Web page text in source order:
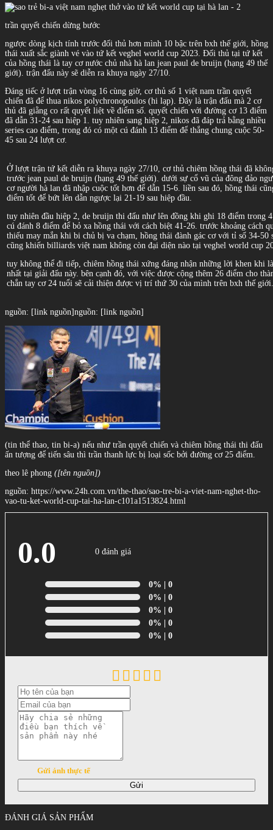
trần quyết chiến dừng bước
ngược dòng kịch tính trước đối thủ hơn mình 10 bậc trên bxh thế giới, hồng
thái xuất sắc giành vé vào tứ kết veghel world cup 2023. Đối thủ tại tứ kết
của hồng thái là tay cơ nước chủ nhà hà lan jean paul de bruijn (hạng 49 thế
giới). trận đấu này sẽ diễn ra khuya ngày 27/10.
Đáng tiếc ở lượt trận vòng 16 cùng giờ, cơ thủ số 1 việt nam trần quyết
chiến đã để thua nikos polychronopoulos (hi lạp). Đây là trận đấu mà 2 cơ
thủ đã giằng co rất quyết liệt về điểm số. quyết chiến với đường cơ 13 điểm
đã dẫn 31-24 sau hiệp 1. tuy nhiên sang hiệp 2, nikos đã đáp trả bằng nhiều
series cao điểm, trong đó có một cú đánh 13 điểm để thắng chung cuộc 50-
45 sau 24 lượt cơ.
Ở lượt trận tứ kết diễn ra khuya ngày 27/10, cơ thủ chiêm hồng thái đã
trước jean paul de bruijn (hạng 49 thế giới). dưới sự cổ vũ của đông đảo
cơ người hà lan đã nhập cuộc tốt hơn để dẫn 15-6. liền sau đó, hồng thái
điểm tốt để bứt lên dẫn ngược lại 21-19 sau hiệp đầu.
tuy nhiên đầu hiệp 2, de bruijn thi đấu như lên đồng khi ghi 18 điểm trong
cú đánh 8 điểm để bỏ xa hồng thái với cách biệt 41-26. trước khoảng cách
thiếu may mắn khi bi chủ bị va chạm, hồng thái đành gác cơ với tỉ số 34-50
cũng khiến billiards việt nam không còn đại diện nào tại veghel world cup
tuy không thể đi tiếp, chiêm hồng thái xứng đáng nhận những lời khen khi
nhất tại giải đấu này. bên cạnh đó, với việc được cộng thêm 26 điểm cho
chắn tay cơ 24 tuổi sẽ cải thiện được vị trí thứ 30 của mình trên bxh thế giới.
nguồn: [link nguồn]nguồn: [link nguồn]
(tin thể thao, tin bi-a) nếu như trần quyết chiến và chiêm hồng thái thi đấu
ấn tượng để tiến sâu thì trần thanh lực bị loại sốc bởi đường cơ 25 điểm.
theo lê phong ([tên nguồn])
nguồn: https://www.24h.com.vn/the-thao/sao-tre-bi-a-viet-nam-nghet-tho-
vao-tu-ket-world-cup-tai-ha-lan-c101a1513824.html
0.0 0 đánh giá
0% | 0
0% | 0
0% | 0
0% | 0
0% | 0
Gửi ảnh thực tế
Gửi
ĐÁNH GIÁ SẢN PHẨM